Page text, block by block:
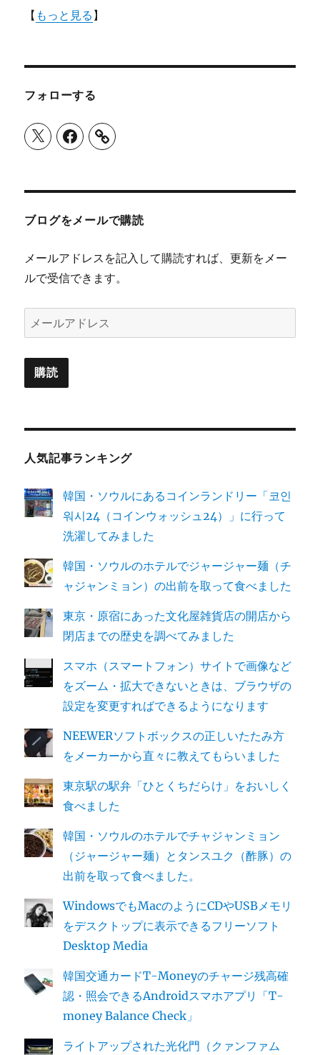
【 もっと見る 】
フォローする
X Facebook
ブログをメールで購読
メールアドレスを記入して購読すれば、更新をメー
ルで受信できます。
ー
ル
ア購読
人気記事ランキング
韓国・ソウルにあるコインランドリー「코인
워시24（コインウォッシュ24）」に行って
洗濯してみました
韓国・ソウルのホテルでジャージャー麺（チ
ャジャンミョン）の出前を取って食べました
東京・原宿にあった文化屋雑貨店の開店から
閉店までの歴史を調べてみました
スマホ（スマートフォン）サイトで画像など
をズーム・拡大できないときは、ブラウザの
設定を変更すればできるようになります
NEEWERソフトボックスの正しいたたみ方
をメーカーから直々に教えてもらいました
東京駅の駅弁「ひとくちだらけ」をおいしく
食べました
韓国・ソウルのホテルでチャジャンミョン
（ジャージャー麺）とタンスユク（酢豚）の
出前を取って食べました。
WindowsでもMacのようにCDやUSBメモリ
をデスクトップに表示できるフリーソフト
Desktop Media
韓国交通カードT-Moneyのチャージ残高確
認・照会できるAndroidスマホアプリ「T-
money Balance Check」
ライトアップされた光化門（クァンファム